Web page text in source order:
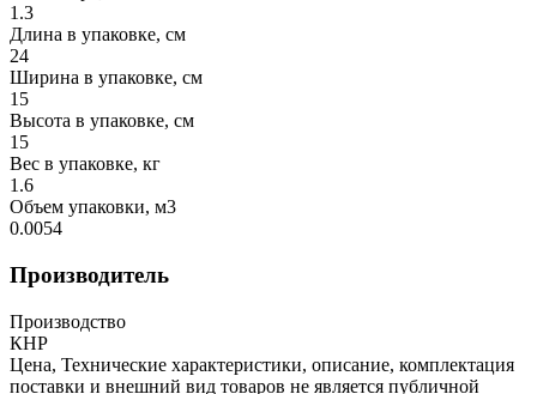
1.3
Длина в упаковке, см
24
Ширина в упаковке, см
15
Высота в упаковке, см
15
Вес в упаковке, кг
1.6
Объем упаковки, м3
0.0054
Производитель
Производство
КНР
Цена, Технические характеристики, описание, комплектация
поставки и внешний вид товаров не является публичной